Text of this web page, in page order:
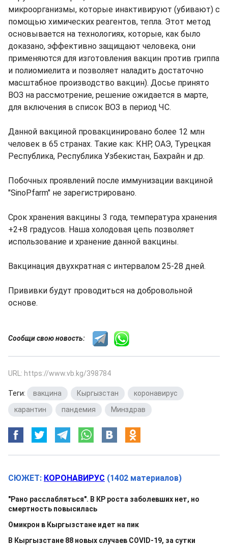
микроорганизмы, которые инактивируют (убивают) с
помощью химических реагентов, тепла. Этот метод
основывается на технологиях, которые, как было
доказано, эффективно защищают человека, они
применяются для изготовления вакцин против гриппа
и полиомиелита и позволяет наладить достаточно
масштабное производство вакцин). Досье принято
ВОЗ на рассмотрение, решение ожидается в марте,
для включения в список ВОЗ в период ЧС.
Данной вакциной провакцинировано более 12 млн
человек в 65 странах. Такие как: КНР, ОАЭ, Турецкая
Республика, Республика Узбекистан, Бахрайн и др.
Побочных проявлений после иммунизации вакциной
"SinoPfarm" не зарегистрировано.
Срок хранения вакцины 3 года, температура хранения
+2+8 градусов. Наша холодовая цепь позволяет
использование и хранение данной вакцины.
Вакцинация двухкратная с интервалом 25-28 дней.
Прививки будут проводиться на добровольной
основе.
Сообщи свою новость:
URL: https://www.vb.kg/398784
Теги: вакцина Кыргызстан коронавирус
карантин
пандемия Минздрав
СЮЖЕТ: КОРОНАВИРУС (1402 материалов)
"Рано расслабляться". В КР роста заболевших нет, но
смертность повысилась
Омикрон в Кыргызстане идет на пик
В Кыргызстане 88 новых случаев COVID-19, за сутки